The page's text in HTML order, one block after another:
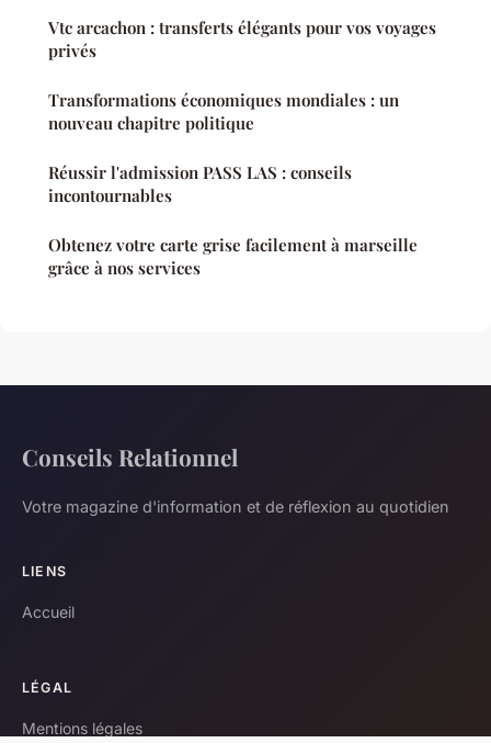
Vtc arcachon : transferts élégants pour vos voyages
privés
Transformations économiques mondiales : un
nouveau chapitre politique
Réussir l'admission PASS LAS : conseils
incontournables
Obtenez votre carte grise facilement à marseille
grâce à nos services
Conseils Relationnel
Votre magazine d'information et de réflexion au quotidien
LIENS
Accueil
LÉGAL
Mentions légales